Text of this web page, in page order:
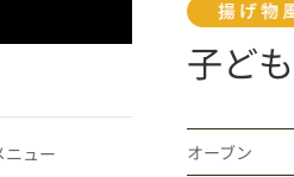
子ど
オーブン
ニュー